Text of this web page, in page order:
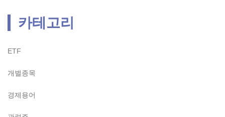
카테고리
ETF
개별종목
경제용어